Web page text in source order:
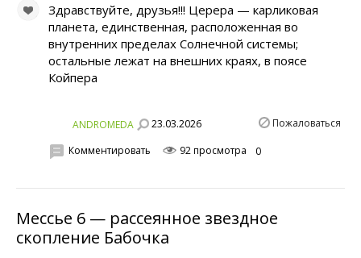
Здравствуйте, друзья!!! Церера — карликовая
планета, единственная, расположенная во
внутренних пределах Солнечной системы;
остальные лежат на внешних краях, в поясе
Койпера
ANDROMEDA 23.03.2026 Пожаловаться
Комментировать 92 просмотра 0
Мессье 6 — рассеянное звездное
скопление Бабочка